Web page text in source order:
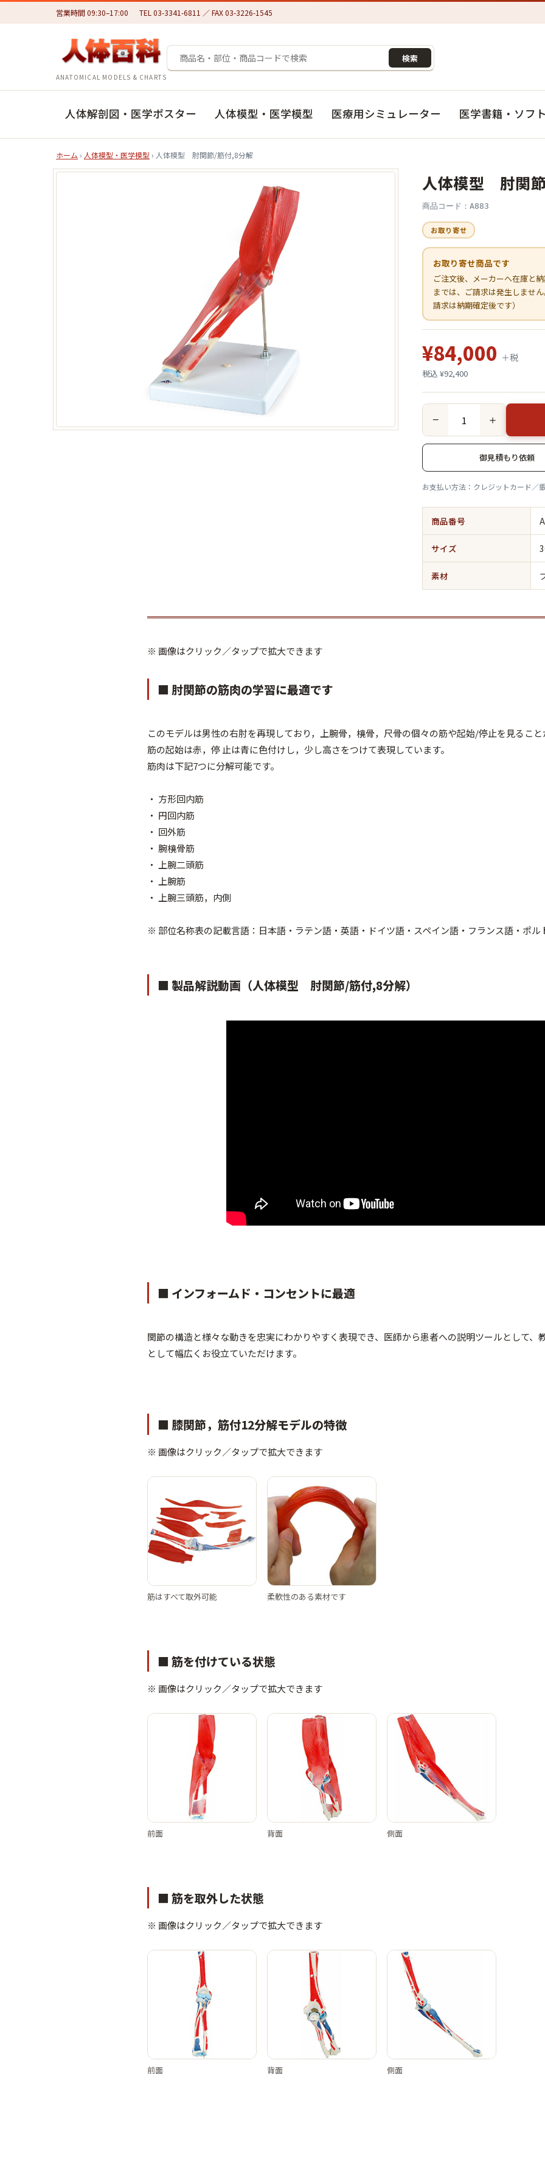
営業時間 09:30–17:00 TEL 03-3341-6811 ／ FAX 03-3226-1545
ANATOMICAL MODELS & CHARTS
検索
人体解剖図・医学ポスター 人体模型・医学模型 医療用シミュレーター 医学書籍・ソフト
ホーム › 人体模型・医学模型 › 人体模型 肘関節/筋付,8分解
人体模型 肘関
商品コード：A883
お取り寄せ
お取り寄せ商品です
ご注文後、メーカーへ在庫と
までは、ご請求は発生しませ
請求は納期確定後です）
¥84,000 ＋税
税込 ¥92,400
− ＋
御見積もり依頼
お支払い方法：クレジットカード／
商品番号
サイズ
素材
※ 画像はクリック／タップで拡大できます
■ 肘関節の筋肉の学習に最適です
このモデルは男性の右肘を再現しており，上腕骨，橈骨，尺骨の個々の筋や起始/停止を見ること
筋の起始は赤，停 止は青に色付けし，少し高さをつけて表現しています。
筋肉は下記7つに分解可能です。
・ 方形回内筋
・ 円回内筋
・ 回外筋
・ 腕橈骨筋
・ 上腕二頭筋
・ 上腕筋
・ 上腕三頭筋，内側
※ 部位名称表の記載言語：日本語・ラテン語・英語・ドイツ語・スペイン語・フランス語・ポル
■ 製品解説動画（人体模型 肘関節/筋付,8分解）
■ インフォームド・コンセントに最適
関節の構造と様々な動きを忠実にわかりやすく表現でき、医師から患者への説明ツールとして、
として幅広くお役立ていただけます。
■ 膝関節，筋付12分解モデルの特徴
※ 画像はクリック／タップで拡大できます
筋はすべて取外可能 柔軟性のある素材です
■ 筋を付けている状態
※ 画像はクリック／タップで拡大できます
前面 背面 側面
■ 筋を取外した状態
※ 画像はクリック／タップで拡大できます
前面 背面 側面